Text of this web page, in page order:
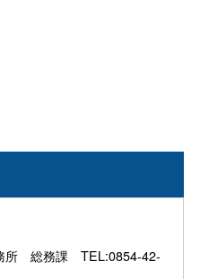
務所 総務課 TEL:0854-42-